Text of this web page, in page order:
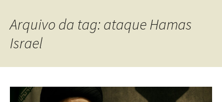
Arquivo da tag: ataque Hamas
Israel